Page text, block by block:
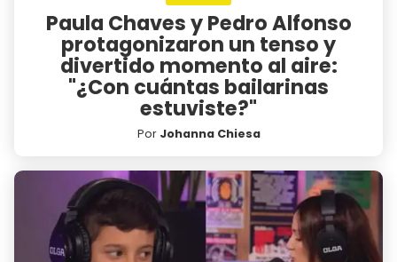
Paula Chaves y Pedro Alfonso
protagonizaron un tenso y
divertido momento al aire:
"¿Con cuántas bailarinas
estuviste?"
Por Johanna Chiesa